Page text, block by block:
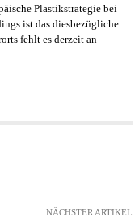
Plastikstrategie bei
ist das diesbezügliche
fehlt es derzeit an
NÄCHSTER ARTIKEL